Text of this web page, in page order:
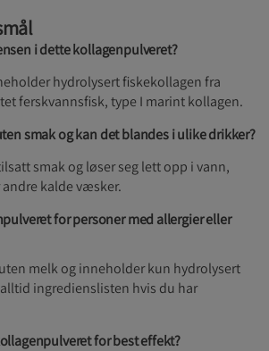
i dette kollagenpulveret?
hydrolysert fiskekollagen fra
ferskvannsfisk, type I marint kollagen.
smak og kan det blandes i ulike drikker?
smak og løser seg lett opp i vann,
kalde væsker.
for personer med allergier eller
melk og inneholder kun hydrolysert
ingredienslisten hvis du har
for best effekt?